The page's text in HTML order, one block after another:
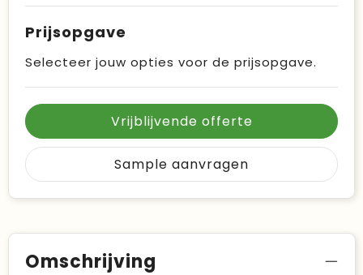
Prijsopgave
Selecteer jouw opties voor de prijsopgave.
Vrijblijvende offerte
Sample aanvragen
Omschrijving